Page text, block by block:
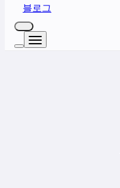
블로그